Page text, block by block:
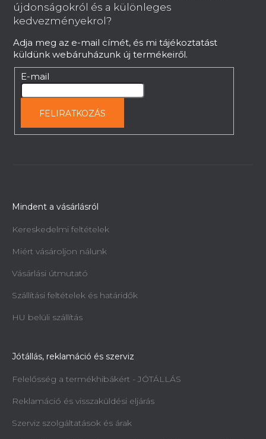
újdonságokról és a különleges
kedvezményekrol?
Adja meg az e-mail címét, és mi tájékoztatást
küldünk webáruházunk új termékeiről.
E-mail
FELIRATKOZÁS
Mindent a vásárlásról
Kereskedelmi feltételek
Miért vásároljon nálunk
Vásárlási útmutató
Szállítási feltételek és határidők
HU belüli szállítás
Jótállás, reklamáció és szerviz
Felelősség a termékhibákért - JÓTÁLLÁS
Reklamáció és visszaküldési eljárás
Szerviz szolgáltatások és árak